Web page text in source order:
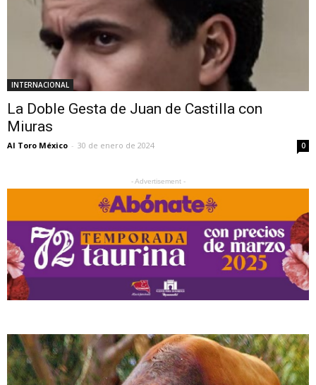
INTERNACIONAL
La Doble Gesta de Juan de Castilla con
Miuras
Al Toro México - 30 de enero de 2024 0
- Advertisement -